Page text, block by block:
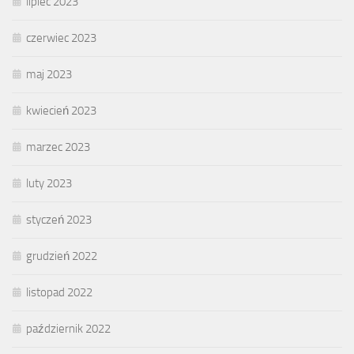
czerwiec 2023
maj 2023
kwiecień 2023
marzec 2023
luty 2023
styczeń 2023
grudzień 2022
listopad 2022
październik 2022